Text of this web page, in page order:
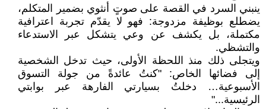
ينبني السرد في القصة على صوتٍ أنثوي بضمير المتكلم،
يضطلع بوظيفة مزدوجة: فهو لا يقدّم تجربة اعترافية
مكتملة، بل يكشف عن وعي يتشكل عبر الاستدعاء
والتشظي.
ويتجلى ذلك منذ اللحظة الأولى، حيث تدخل الشخصية
إلى فضائها الخاص: "كنتُ عائدةً من جولة التسوق
الأسبوعية… دخلتُ بسيارتي الفارهة عبر بوابتي
الرئيسية..."